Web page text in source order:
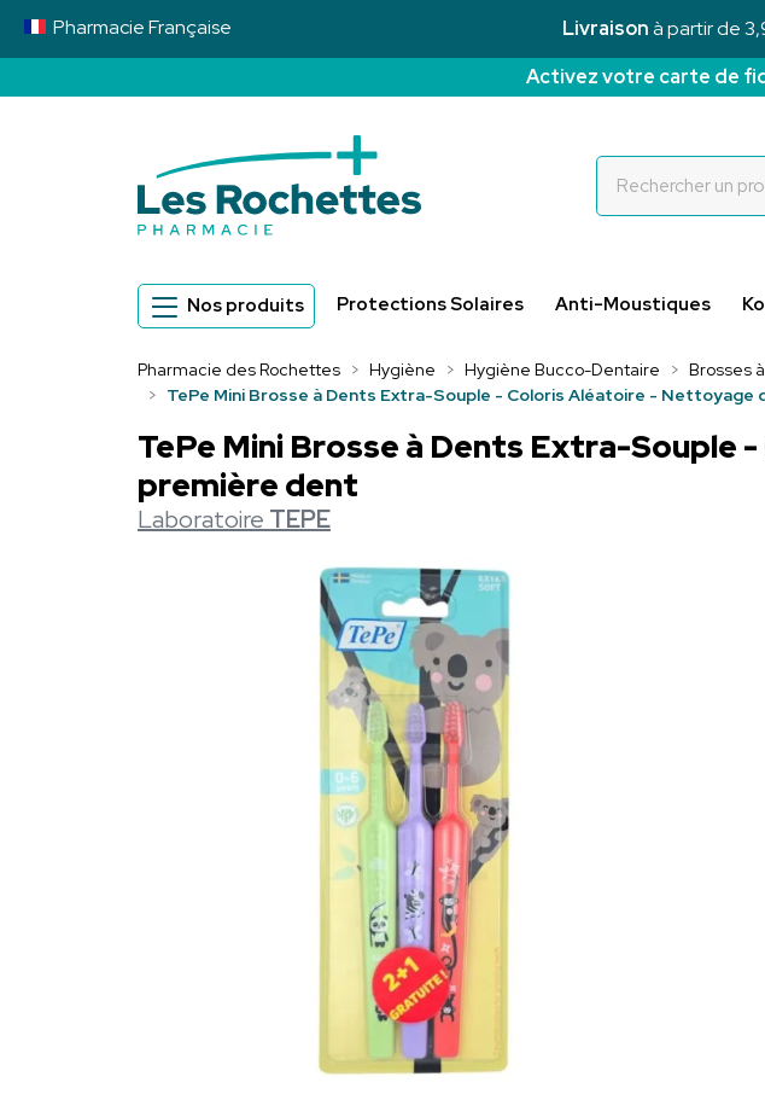
Livraisonà partir de
PharmacieFrançaise
Activez votre carte de
Nos produits Protections Solaires Anti-Moustiques
Pharmacie des Rochettes Hygiène Hygiène Bucco-Dentaire
Brosses
TePe Mini Brosse à Dents Extra-Souple - Coloris Aléatoire - Nettoyage
TePe Mini Brosse à Dents Extra-
première dent
Laboratoire TEPE